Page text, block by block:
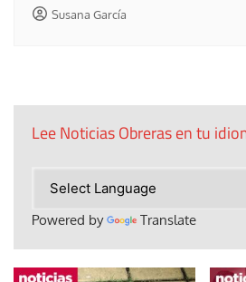
Susana García
Lee Noticias Obreras en tu
Powered by Translate